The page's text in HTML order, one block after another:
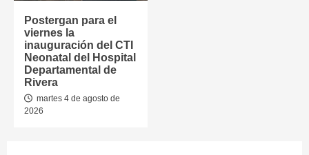
Postergan para el
viernes la
inauguración del CTI
Neonatal del Hospital
Departamental de
Rivera
martes 4 de agosto de
2026